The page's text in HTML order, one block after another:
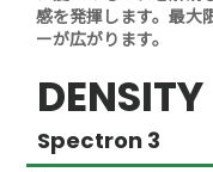
感を発揮します。最大
ーが広がります。
DENSITY
Spectron 3